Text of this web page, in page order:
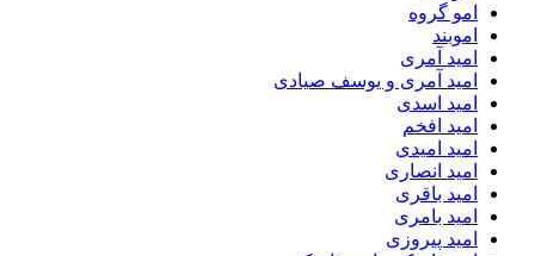
امو گروه
اموبند
امید آمری
امید آمری و یوسف صیادی
امید اسدی
امید افخم
امید امیدی
امید انصاری
امید باقری
امید بامری
امید پیروزی